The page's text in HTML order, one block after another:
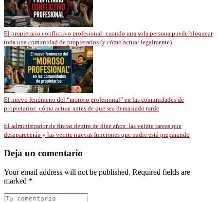
El propietario conflictivo profesional: cuando una sola persona puede bloquear
toda una comunidad de propietarios (y cómo actuar legalmente)
El nuevo fenómeno del “moroso profesional” en las comunidades de
propietarios: cómo actuar antes de que sea demasiado tarde
El administrador de fincas dentro de diez años: las veinte tareas que
desaparecerán y las veinte nuevas funciones que nadie está preparando
Deja un comentario
Your email address will not be published. Required fields are
marked *